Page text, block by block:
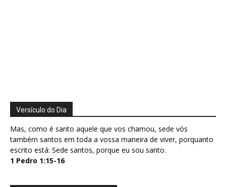
Versículo do Dia
Mas, como é santo aquele que vos chamou, sede vós
também santos em toda a vossa maneira de viver, porquanto
escrito está: Sede santos, porque eu sou santo.
1 Pedro 1:15-16